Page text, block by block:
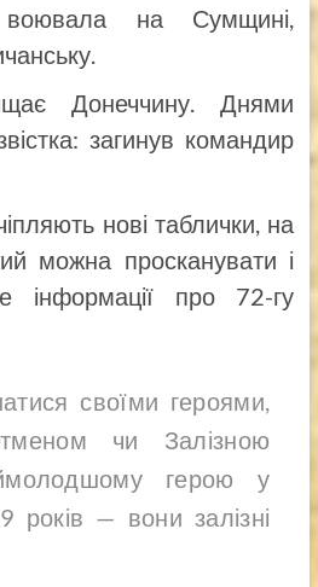
на Сумщині,
Донеччину. Днями
загинув командир
нові таблички, на
можна просканувати і
інформації про 72-гу
своїми героями,
чи Залізною
герою у
років — вони залізні